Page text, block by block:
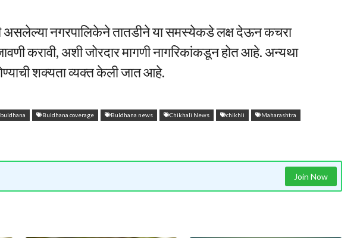
असलेल्या नगरपालिकेने तातडीने या समस्येकडे लक्ष देऊन कचरा
करावी, अशी जोरदार मागणी नागरिकांकडून होत आहे. अन्यथा
शक्यता व्यक्त केली जात आहे.
buldhana Buldhana coverage Buldhana news Chikhali News chikhli Maharashtra
Join Now